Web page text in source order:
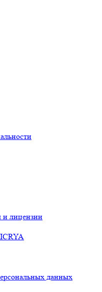
и лицензии
данных